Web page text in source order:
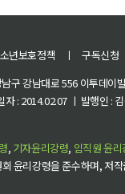
년보호정책 ㅣ 구독신청
구 강남대로 556 이투데
: 2014.02.07 ㅣ 발행인 :
, 기자윤리강령, 임직원 윤리
윤리강령을 준수하며, 저